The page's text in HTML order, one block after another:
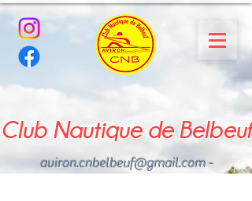
Club Nautique de Belbeuf
aviron.cnbelbeuf@gmail.com-